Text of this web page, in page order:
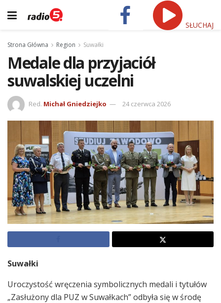
SŁUCHAJ
Strona Główna Region Suwałki
Medale dla przyjaciół
suwalskiej uczelni
Red. Michał Gniedziejko 24 czerwca 2026
Suwałki
Uroczystość wręczenia symbolicznych medali i tytułów
„Zasłużony dla PUZ w Suwałkach” odbyła się w środę